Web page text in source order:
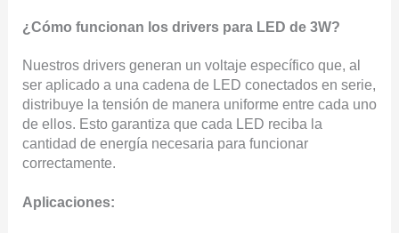
¿Cómo funcionan los drivers para LED de 3W?
Nuestros drivers generan un voltaje específico que, al
ser aplicado a una cadena de LED conectados en serie,
distribuye la tensión de manera uniforme entre cada uno
de ellos. Esto garantiza que cada LED reciba la
cantidad de energía necesaria para funcionar
correctamente.
Aplicaciones: